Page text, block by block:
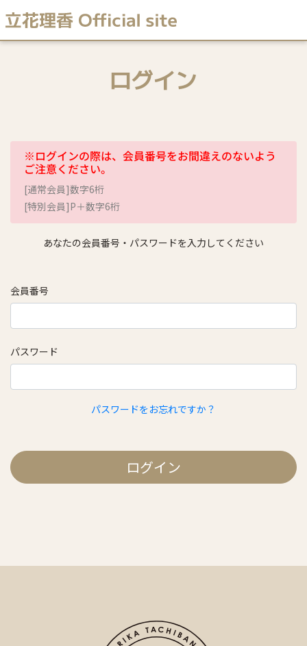
ログイン
※ログインの際は、会員番号をお間違えのないよう
ご注意ください。
[通常会員]数字6桁
[特別会員]P＋数字6桁
あなたの会員番号・パスワードを入力してください
会員番号
パスワード
パスワードをお忘れですか？
ログイン